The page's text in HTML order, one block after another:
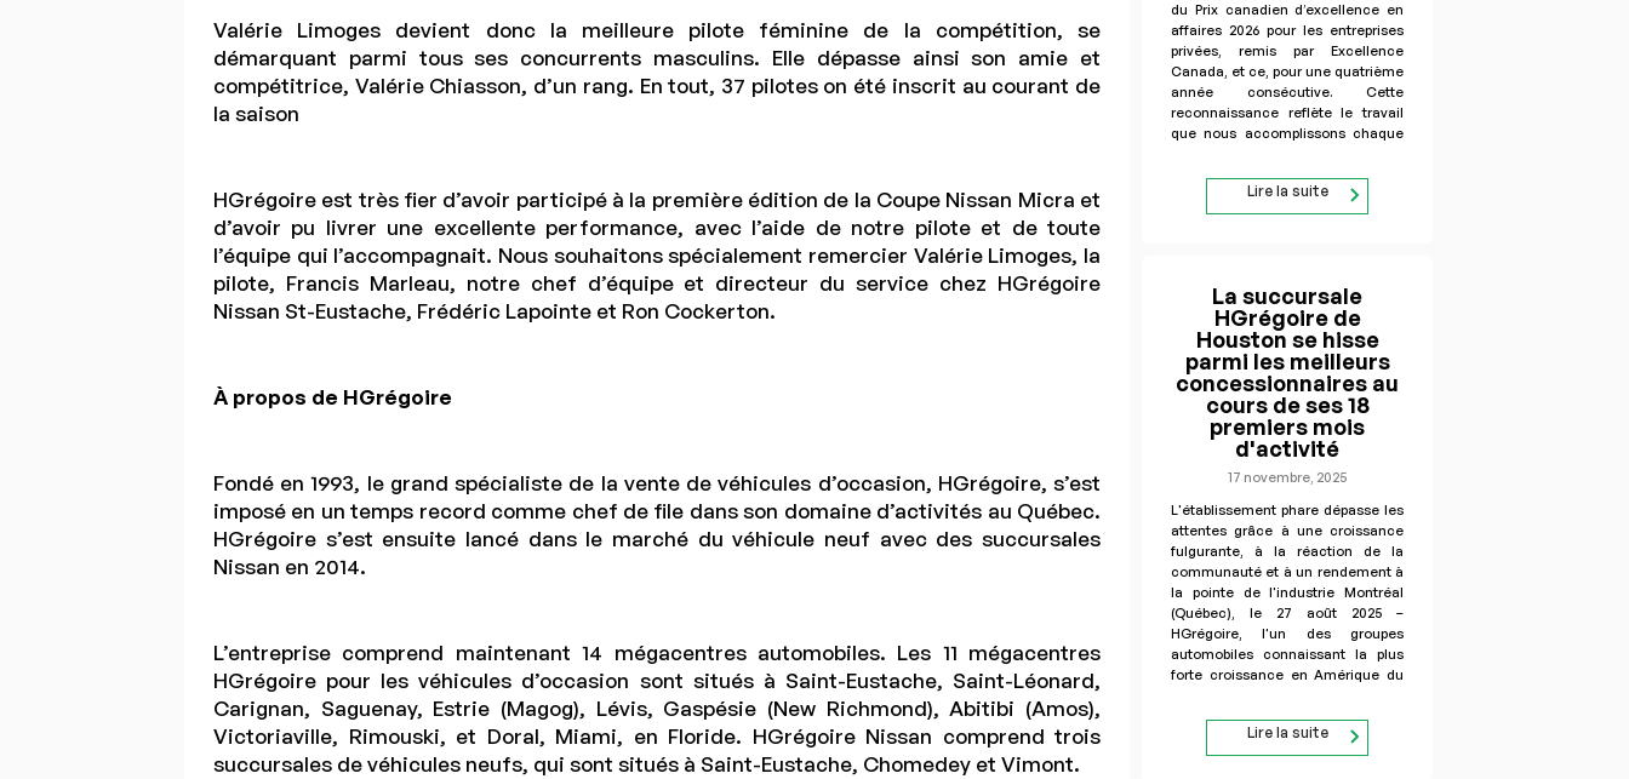
Valérie Limoges devient donc la meilleure pilote féminine de la compétition, se
démarquant parmi tous ses concurrents masculins. Elle dépasse ainsi son amie et
compétitrice, Valérie Chiasson, d’un rang. En tout, 37 pilotes on été inscrit au courant de
la saison
HGrégoire est très fier d’avoir participé à la première édition de la Coupe Nissan Micra et
d’avoir pu livrer une excellente performance, avec l’aide de notre pilote et de toute
l’équipe qui l’accompagnait. Nous souhaitons spécialement remercier Valérie Limoges, la
pilote, Francis Marleau, notre chef d’équipe et directeur du service chez HGrégoire
Nissan St-Eustache, Frédéric Lapointe et Ron Cockerton.
À propos de HGrégoire
Fondé en 1993, le grand spécialiste de la vente de véhicules d’occasion, HGrégoire, s’est
imposé en un temps record comme chef de file dans son domaine d’activités au Québec.
HGrégoire s’est ensuite lancé dans le marché du véhicule neuf avec des succursales
Nissan en 2014.
L’entreprise comprend maintenant 14 mégacentres automobiles. Les 11 mégacentres
HGrégoire pour les véhicules d’occasion sont situés à Saint-Eustache, Saint-Léonard,
Carignan, Saguenay, Estrie (Magog), Lévis, Gaspésie (New Richmond), Abitibi (Amos),
Victoriaville, Rimouski, et Doral, Miami, en Floride. HGrégoire Nissan comprend trois
succursales de véhicules neufs, qui sont situés à Saint-Eustache, Chomedey et Vimont.
du Prix canadien d’excellence en
affaires 2026 pour les entreprises
privées, remis par Excellence
Canada, et ce, pour une quatrième
année consécutive. Cette
reconnaissance reflète le travail
que nous accomplissons chaque
automobile pour nos clients et nos
équipes. Dans un marché…
Lire la suite
La succursale
HGrégoire de
Houston se hisse
parmi les meilleurs
concessionnaires au
cours de ses 18
premiers mois
d'activité
17 novembre, 2025
L'établissement phare dépasse les
attentes grâce à une croissance
fulgurante, à la réaction de la
communauté et à un rendement à
la pointe de l'industrie Montréal
(Québec), le 27 août 2025 –
HGrégoire, l'un des groupes
automobiles connaissant la plus
forte croissance en Amérique du
concession phare de…
Lire la suite